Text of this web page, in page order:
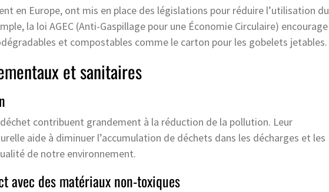
en Europe, ont mis en place des législations pour réduire l’utilisation du
la loi AGEC (Anti-Gaspillage pour une Économie Circulaire) encourage
et compostables comme le carton pour les gobelets jetables.
et sanitaires
contribuent grandement à la réduction de la pollution. Leur
aide à diminuer l’accumulation de déchets dans les décharges et les
de notre environnement.
avec des matériaux non-toxiques